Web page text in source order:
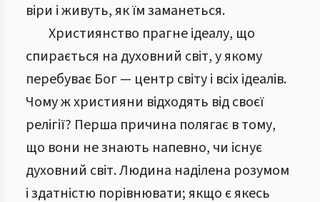
віри і живуть, як їм заманеться.
Християнство прагне ідеалу, що
спирається на духовний світ, у якому
перебуває Бог — центр світу і всіх ідеалів.
Чому ж християни відходять від своєї
релігії? Перша причина полягає в тому,
що вони не знають напевно, чи існує
духовний світ. Людина наділена розумом
і здатністю порівнювати; якщо є якесь